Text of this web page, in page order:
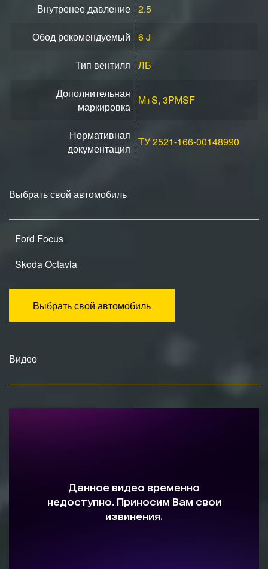
Внутренее давление 2.5
Обод рекомендуемый 6 J
Тип вентиля ЛБ
Дополнительная
маркировка
M+S, 3PMSF
Нормативная
документация
ТУ 2521-166-00148990
Выбрать свой автомобиль
Ford Focus
Skoda Octavia
Выбрать свой автомобиль
Видео